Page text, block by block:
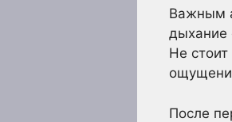
Важным
дыхание
Не
После